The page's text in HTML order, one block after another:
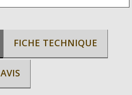
FICHE TECHNIQUE
AVIS